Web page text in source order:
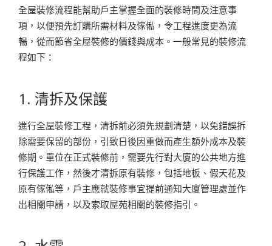
全屋裝修流程能幫助戶主掌握全面的裝修時間及注意事
項，以便預先訂購所需材料及傢俬，令工程進度更為流
暢，從而節省全屋裝修的價錢與成本。一般常見的裝修流
程如下：
1. 清拆及保護
進行全屋裝修工程，清拆前必須先規劃清楚，以免錯誤拆
除需要保留的部份，引致日後因重做而產生額外成本及裝
修期。單位在正式裝修前，需要先行對大廈的公共地方進
行保護工作，然後才清拆原有裝修，包括地板、假天花及
原有傢俬等，戶主應就裝修事宜提前通知大廈管理處並作
出相關申請，以及索取屋苑相關的裝修指引。